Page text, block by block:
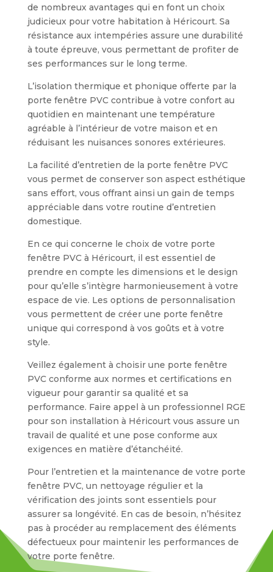
de nombreux avantages qui en font un choix
judicieux pour votre habitation à Héricourt. Sa
résistance aux intempéries assure une durabilité
à toute épreuve, vous permettant de profiter de
ses performances sur le long terme.
L’isolation thermique et phonique offerte par la
porte fenêtre PVC contribue à votre confort au
quotidien en maintenant une température
agréable à l’intérieur de votre maison et en
réduisant les nuisances sonores extérieures.
La facilité d’entretien de la porte fenêtre PVC
vous permet de conserver son aspect esthétique
sans effort, vous offrant ainsi un gain de temps
appréciable dans votre routine d’entretien
domestique.
En ce qui concerne le choix de votre porte
fenêtre PVC à Héricourt, il est essentiel de
prendre en compte les dimensions et le design
pour qu’elle s’intègre harmonieusement à votre
espace de vie. Les options de personnalisation
vous permettent de créer une porte fenêtre
unique qui correspond à vos goûts et à votre
style.
Veillez également à choisir une porte fenêtre
PVC conforme aux normes et certifications en
vigueur pour garantir sa qualité et sa
performance. Faire appel à un professionnel RGE
pour son installation à Héricourt vous assure un
travail de qualité et une pose conforme aux
exigences en matière d’étanchéité.
Pour l’entretien et la maintenance de votre porte
fenêtre PVC, un nettoyage régulier et la
vérification des joints sont essentiels pour
assurer sa longévité. En cas de besoin, n’hésitez
pas à procéder au remplacement des éléments
défectueux pour maintenir les performances de
votre porte fenêtre.